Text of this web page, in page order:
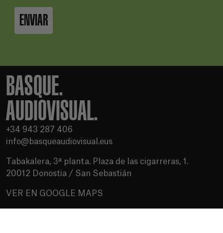
ENVIAR
BASQUE.
AUDIOVISUAL.
+34 943 287 406
info@basqueaudiovisual.eus
Tabakalera, 3ª planta. Plaza de las cigarreras, 1.
20012 Donostia / San Sebastián
VER EN GOOGLE MAPS